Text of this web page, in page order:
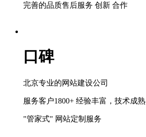
完善的品质售后服务 创新 合作
口碑
北京专业的网站建设公司
服务客户1800+ 经验丰富，技术成熟
"管家式" 网站定制服务